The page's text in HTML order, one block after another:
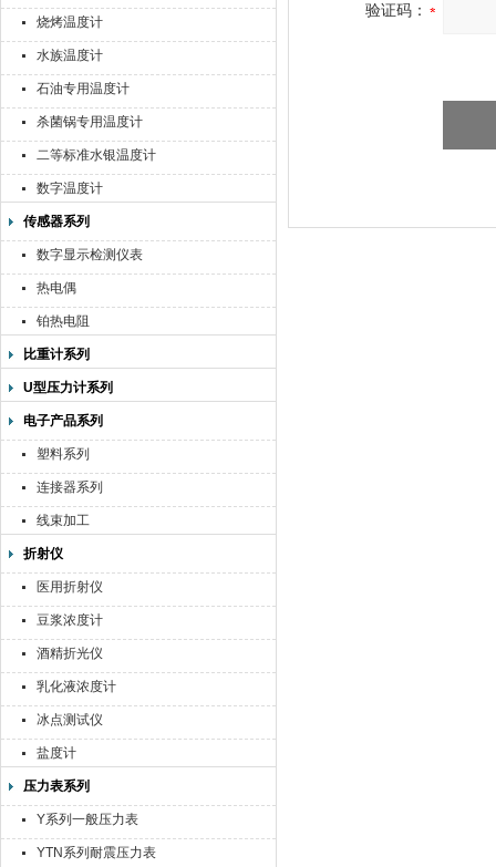
烧烤温度计
水族温度计
石油专用温度计
杀菌锅专用温度计
二等标准水银温度计
数字温度计
传感器系列
数字显示检测仪表
热电偶
铂热电阻
比重计系列
U型压力计系列
电子产品系列
塑料系列
连接器系列
线束加工
折射仪
医用折射仪
豆浆浓度计
酒精折光仪
乳化液浓度计
冰点测试仪
盐度计
压力表系列
Y系列一般压力表
YTN系列耐震压力表
验证码：